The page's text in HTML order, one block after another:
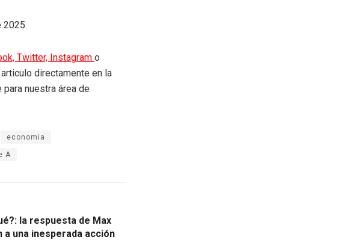
2025.
Twitter, Instagram o
directamente en la
nuestra área de
economia
A
la respuesta de Max
a una inesperada acción